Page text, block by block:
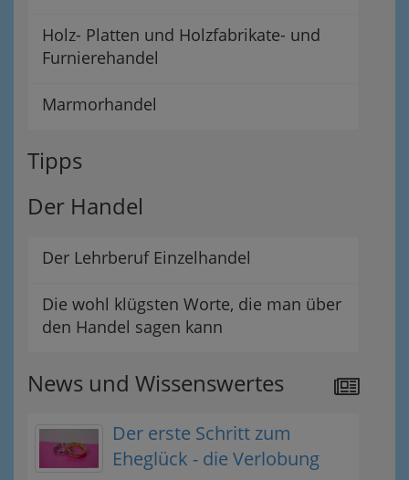
Holz- Platten und Holzfabrikate- und
Furnierehandel
Marmorhandel
Tipps
Der Handel
Der Lehrberuf Einzelhandel
Die wohl klügsten Worte, die man über
den Handel sagen kann
News und Wissenswertes
Der erste Schritt zum
Eheglück - die Verlobung